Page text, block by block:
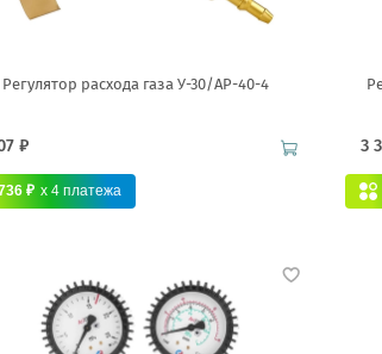
Регулятор расхода газа У-30/АР-40-4
₽
₽ x 4 платежа
3